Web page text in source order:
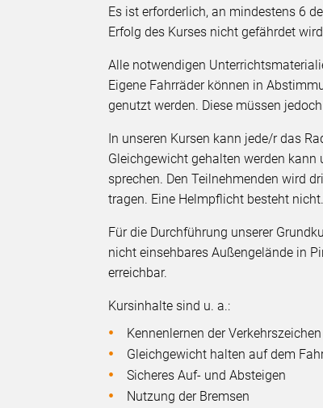
Es ist erforderlich, an mindestens 6
Erfolg des Kurses nicht gefährdet
Alle notwendigen
Eigene Fahrräder können in
genutzt werden. Diese müssen
In unseren Kursen kann jede/r das
Gleichgewicht gehalten werden
sprechen. Den Teilnehmenden wird
tragen. Eine Helmpflicht besteht nicht.
Für die Durchführung unserer
nicht einsehbares Außengelände in
erreichbar.
Kursinhalte sind u. a.:
Kennenlernen der Verkehrszeichen
Gleichgewicht halten auf dem
Sicheres Auf- und Absteigen
Nutzung der Bremsen